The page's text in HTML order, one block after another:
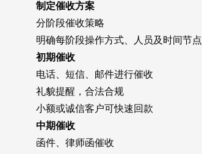
制定催收方案
分阶段催收策略
明确每阶段操作方式、人员及时间节点
初期催收
电话、短信、邮件进行催收
礼貌提醒，合法合规
小额或诚信客户可快速回款
中期催收
函件、律师函催收